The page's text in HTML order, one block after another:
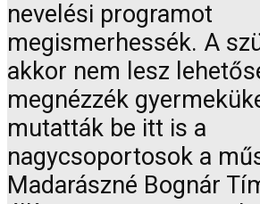
nevelési programot
megismerhessék. A
akkor nem lesz
megnézzék
mutatták be itt is a
nagycsoportosok a
Madarászné Bognár